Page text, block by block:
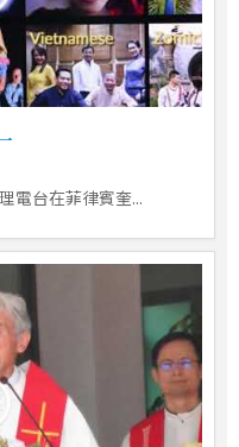
電台在菲律賓奎...